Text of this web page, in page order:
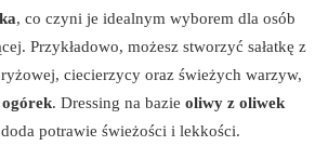
, co czyni je idealnym wyborem dla osób
Przykładowo, możesz stworzyć sałatkę z
ciecierzycy oraz świeżych warzyw,
ogórek. Dressing na bazie oliwy z oliwek
doda potrawie świeżości i lekkości.